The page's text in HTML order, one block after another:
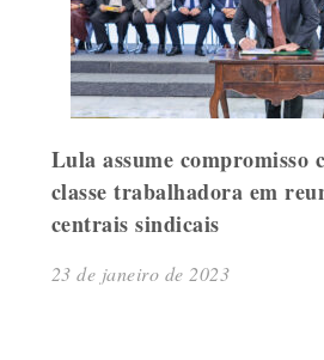
Lula assume compromisso
classe trabalhadora em
centrais sindicais
23 de janeiro de 2023